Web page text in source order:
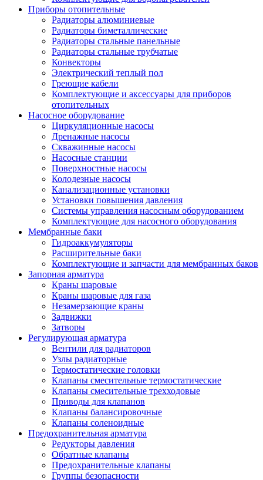
Приборы отопительные
Радиаторы алюминиевые
Радиаторы биметаллические
Радиаторы стальные панельные
Радиаторы стальные трубчатые
Конвекторы
Электрический теплый пол
Греющие кабели
Комплектующие и аксессуары для приборов
отопительных
Насосное оборудование
Циркуляционные насосы
Дренажные насосы
Скважинные насосы
Насосные станции
Поверхностные насосы
Колодезные насосы
Канализационные установки
Установки повышения давления
Системы управления насосным оборудованием
Комплектующие для насосного оборудования
Мембранные баки
Гидроаккумуляторы
Расширительные баки
Комплектующие и запчасти для мембранных баков
Запорная арматура
Краны шаровые
Краны шаровые для газа
Незамерзающие краны
Задвижки
Затворы
Регулирующая арматура
Вентили для радиаторов
Узлы радиаторные
Термостатические головки
Клапаны смесительные термостатические
Клапаны смесительные трехходовые
Приводы для клапанов
Клапаны балансировочные
Клапаны соленоидные
Предохранительная арматура
Редукторы давления
Обратные клапаны
Предохранительные клапаны
Группы безопасности